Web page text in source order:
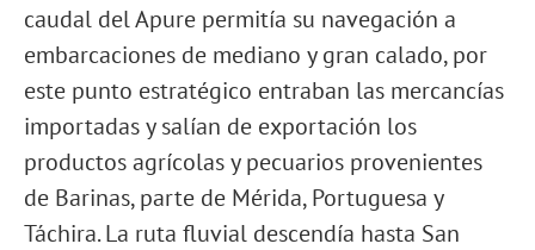
caudal del Apure permitía su navegación a
embarcaciones de mediano y gran calado, por
este punto estratégico entraban las mercancías
importadas y salían de exportación los
productos agrícolas y pecuarios provenientes
de Barinas, parte de Mérida, Portuguesa y
Táchira. La ruta fluvial descendía hasta San